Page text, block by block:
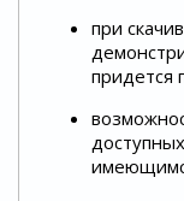
при
придется